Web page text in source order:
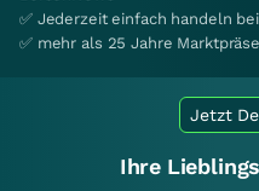
✅ Jederzeit einfach handeln
✅ mehr als 25 Jahre
Jetzt
Ihre